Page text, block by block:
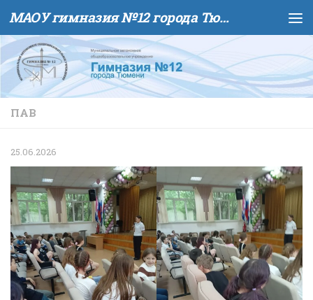
Skip to content МАОУ гимназия №12 города Тюмени
ПАВ
25.06.2026